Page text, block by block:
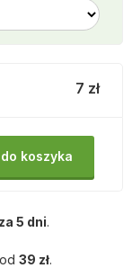
7 zł
do koszyka
za 5 dni.
od 39 zł.